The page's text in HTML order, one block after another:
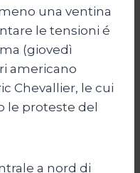
una ventina
le tensioni é
(giovedì
americano
Chevallier, le cui
le proteste del
a nord di